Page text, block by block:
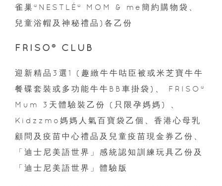
雀巢®NESTLÉ® MOM & me簡約購物袋、
兒童浴帽及神秘禮品)各乙份
FRISO® CLUB
迎新精品3選1 (趣緻牛牛咕臣被或米芝寶牛牛
餐碟套裝或多功能牛牛BB車掛袋)、 FRISO®
Mum 3天體驗裝乙份 (只限孕媽媽) 、
Kidzzmo媽媽人氣百寶袋乙個、香港心母乳
顧問及疫苗中心禮品及兒童疫苗現金券乙份、
「迪士尼美語世界」感統認知訓練玩具乙份及
「迪士尼美語世界」體驗版